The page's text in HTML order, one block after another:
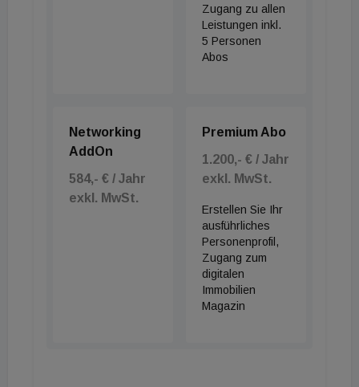
war über Jahrzehnte eine der ersten Adressen der
Stadt. Für den Betrieb wurde bereits ein
langfristiger Vertrag abgeschlossen. Nach der
Das waren die Meldungen dieses Morgens.
Was weiter im Tag passiert, lesen Sie ab 14
Uhr auf immomedien.at
Zugang zu allen
Leistungen inkl.
5 Personen
Abos
Networking
AddOn
584,- € / Jahr
exkl. MwSt.
Premium Abo
1.200,- € / Jahr
exkl. MwSt.
Erstellen Sie Ihr
ausführliches
Personenprofil,
Zugang zum
digitalen
Immobilien
Magazin